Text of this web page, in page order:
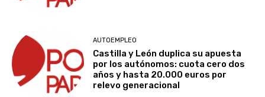
AUTOEMPLEO
Castilla y León duplica su apuesta
por los autónomos: cuota cero dos
años y hasta 20.000 euros por
relevo generacional